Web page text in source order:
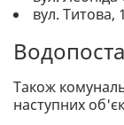
вул. Титова,
Також
наступних